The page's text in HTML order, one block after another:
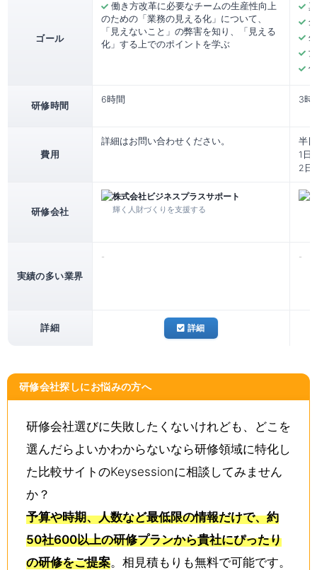
ゴール
働き方改革に必要なチームの生産性向上
のための「業務の見える化」について、
「見えないこと」の弊害を知り、「見える
化」する上でのポイントを学ぶ
研修時間
6時間 3時
費用
詳細はお問い合わせください。
半
1日
2日
研修会社
株式会社ビジネスプラスサポート
輝く人財づくりを支援する
実績の多い業界
- -
詳細 詳細
研修会社探しにお悩みの方へ
研修会社選びに失敗したくないけれども、どこを
選んだらよいかわからないなら研修領域に特化し
た比較サイトのKeysessionに相談してみません
か？
予算や時期、人数など最低限の情報だけで、約
50社600以上の研修プランから貴社にぴったり
の研修をご提案。相見積もりも無料で可能です。